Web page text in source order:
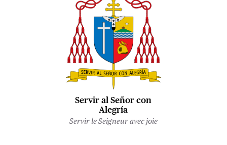
Servir al Señor con
Alegría
Servir le Seigneur avec joie